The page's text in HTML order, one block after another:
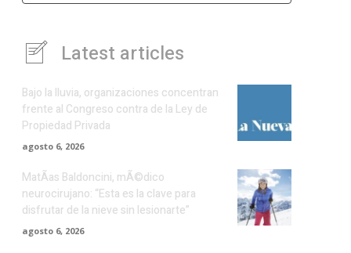
Latest articles
Bajo la lluvia, organizaciones concentran
frente al Congreso contra de la Ley de
Propiedad Privada
agosto 6, 2026
MatÃ­as Baldoncini, mÃ©dico
neurocirujano: “Esta es la clave para
disfrutar de la nieve sin lesionarte”
agosto 6, 2026